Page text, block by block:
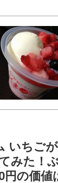
いちご
みた！
円の価値